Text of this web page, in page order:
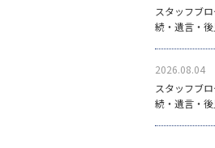
スタッフブ
続・遺言・
2026.08.04
スタッフブ
続・遺言・